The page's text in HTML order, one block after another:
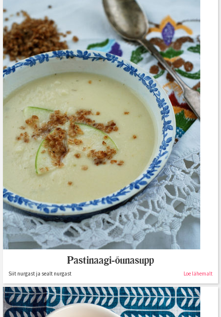
Pastinaagi-õunasupp
Siit nurgast ja sealt nurgast Loe lähemalt